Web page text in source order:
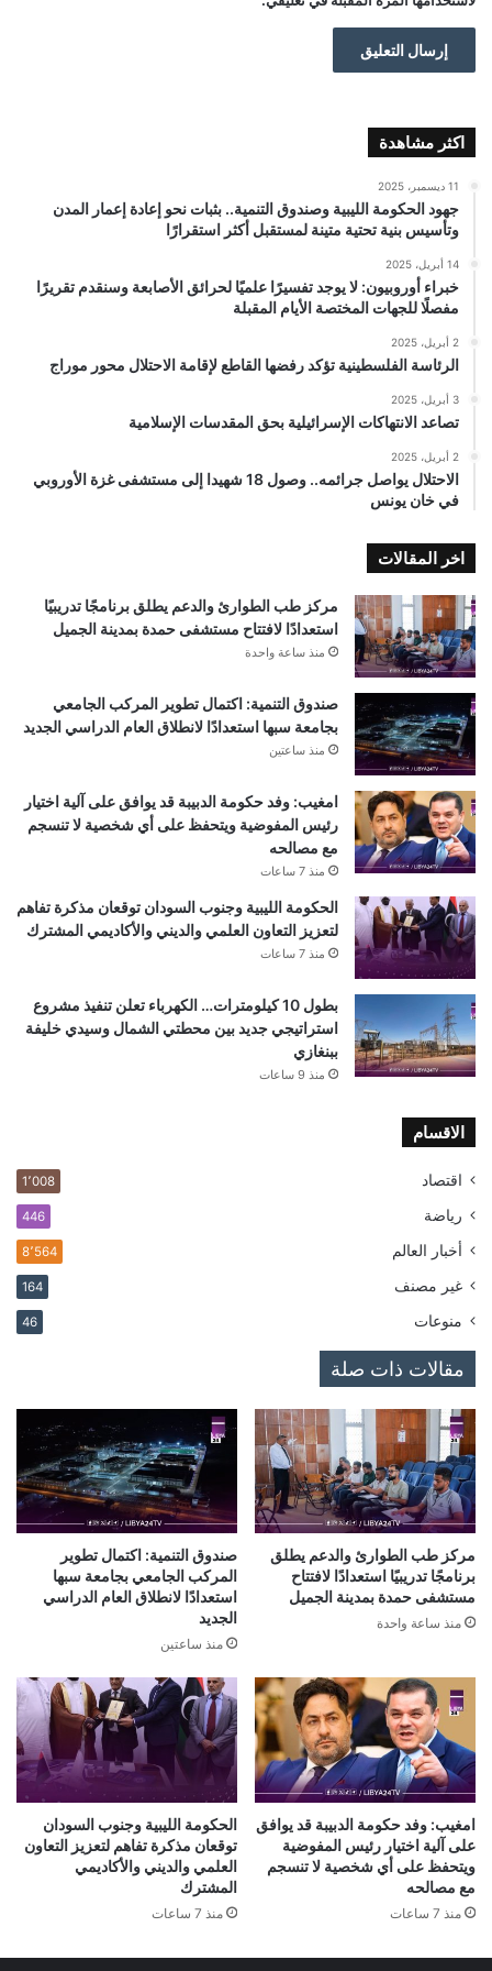
اكثر مشاهدة
11 ديسمبر، 2025
جهود الحكومة الليبية وصندوق التنمية.. بثبات نحو إعادة إعمار المدن
وتأسيس بنية تحتية متينة لمستقبل أكثر استقرارًا
14 أبريل، 2025
خبراء أوروبيون: لا يوجد تفسيرًا علميًا لحرائق الأصابعة وسنقدم تقريرًا
مفصلًا للجهات المختصة الأيام المقبلة
2 أبريل، 2025
الرئاسة الفلسطينية تؤكد رفضها القاطع لإقامة الاحتلال محور موراج
3 أبريل، 2025
تصاعد الانتهاكات الإسرائيلية بحق المقدسات الإسلامية
2 أبريل، 2025
الاحتلال يواصل جرائمه.. وصول 18 شهيدا إلى مستشفى غزة الأوروبي
في خان يونس
اخر المقالات
مركز طب الطوارئ والدعم يطلق برنامجًا تدريبيًا
استعدادًا لافتتاح مستشفى حمدة بمدينة الجميل
منذ ساعة واحدة
صندوق التنمية: اكتمال تطوير المركب الجامعي
بجامعة سبها استعدادًا لانطلاق العام الدراسي الجديد
منذ ساعتين
امغيب: وفد حكومة الدبيبة قد يوافق على آلية اختيار
رئيس المفوضية ويتحفظ على أي شخصية لا تنسجم
مع مصالحه
منذ 7 ساعات
الحكومة الليبية وجنوب السودان توقعان مذكرة تفاهم
لتعزيز التعاون العلمي والديني والأكاديمي المشترك
منذ 7 ساعات
بطول 10 كيلومترات… الكهرباء تعلن تنفيذ مشروع
استراتيجي جديد بين محطتي الشمال وسيدي خليفة
ببنغازي
منذ 9 ساعات
الاقسام
اقتصاد 1٬008
رياضة 446
أخبار العالم 8٬564
غير مصنف 164
منوعات 46
مقالات ذات صلة
مركز طب الطوارئ والدعم يطلق
برنامجًا تدريبيًا استعدادًا لافتتاح
مستشفى حمدة بمدينة الجميل
منذ ساعة واحدة
صندوق التنمية: اكتمال تطوير
المركب الجامعي بجامعة سبها
استعدادًا لانطلاق العام الدراسي
الجديد
منذ ساعتين
امغيب: وفد حكومة الدبيبة قد يوافق
على آلية اختيار رئيس المفوضية
ويتحفظ على أي شخصية لا تنسجم
مع مصالحه
منذ 7 ساعات
الحكومة الليبية وجنوب السودان
توقعان مذكرة تفاهم لتعزيز التعاون
العلمي والديني والأكاديمي
المشترك
منذ 7 ساعات